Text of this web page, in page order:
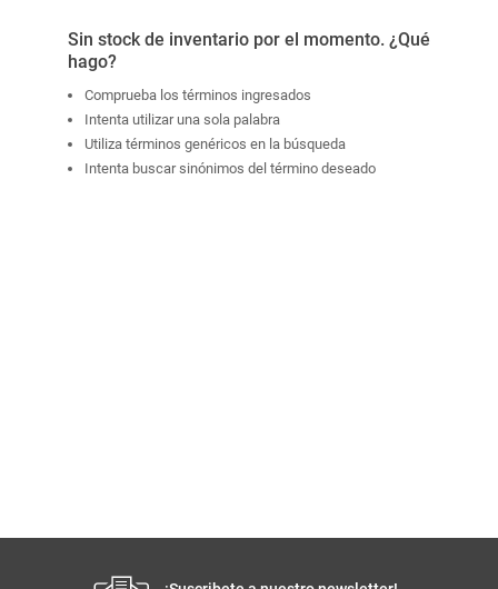
Sin stock de inventario por el momento. ¿Qué
hago?
Comprueba los términos ingresados
Intenta utilizar una sola palabra
Utiliza términos genéricos en la búsqueda
Intenta buscar sinónimos del término deseado